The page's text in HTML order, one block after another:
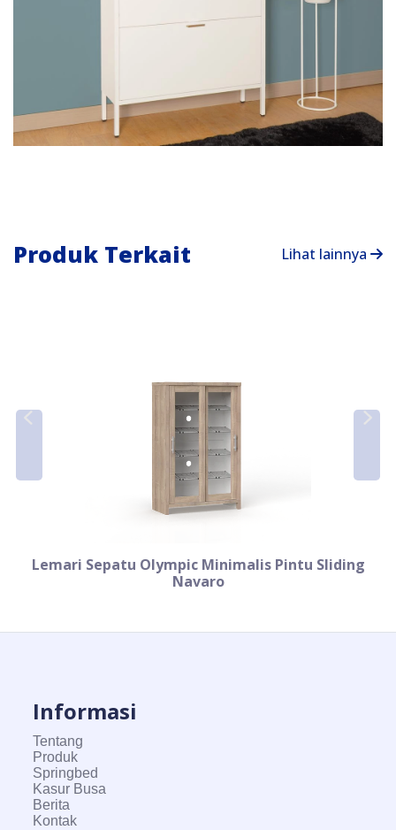
Produk Terkait Lihat lainnya
Lemari Sepatu Olympic Minimalis Pintu Sliding
Navaro
Informasi
Tentang
Produk
Springbed
Kasur Busa
Berita
Kontak